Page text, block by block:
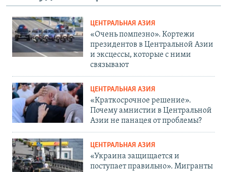
ЦЕНТРАЛЬНАЯ АЗИЯ
«Очень помпезно». Кортежи
президентов в Центральной Азии
и эксцессы, которые с ними
связывают
ЦЕНТРАЛЬНАЯ АЗИЯ
«Краткосрочное решение».
Почему амнистии в Центральной
Азии не панацея от проблемы?
ЦЕНТРАЛЬНАЯ АЗИЯ
«Украина защищается и
поступает правильно». Мигранты